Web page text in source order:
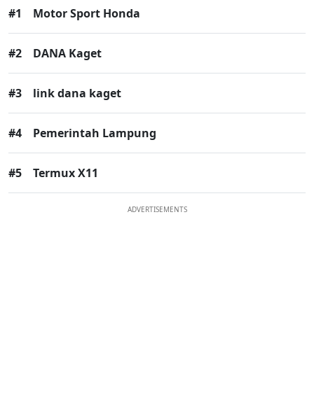
#1 Motor Sport Honda
#2 DANA Kaget
#3 link dana kaget
#4 Pemerintah Lampung
#5 Termux X11
ADVERTISEMENTS